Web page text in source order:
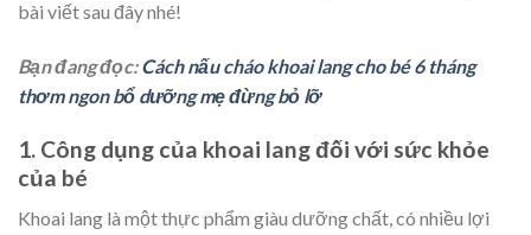
bài viết sau đây nhé!
Bạn đang đọc:Cách nấu cháo khoai lang cho bé 6 tháng
thơm ngon bổ dưỡng mẹ đừng bỏ lỡ
1. Công dụng của khoai lang đối với sức khỏe
của bé
Khoai lang là một thực phẩm giàu dưỡng chất, có nhiều lợi